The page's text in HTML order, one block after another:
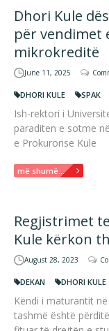
Dhori Kule
për vendimet
mikrokreditë
June 11, 2025
DHORI KULE SPAK
Ish-rektori i
paraditen e sotme
e Prokurorise Kule
më shumë...
Regjistrimet
Kule kërkon
August 28, 2023
DEKAN DHORI KULE
Këndi i maturantit
tashmë është